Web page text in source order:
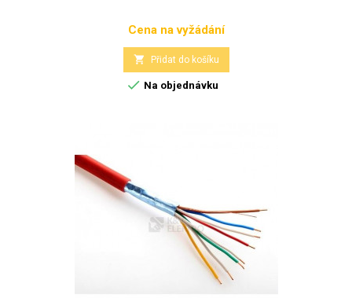
Cena
Cena na vyžádání
 Přidat do košíku
 Na objednávku